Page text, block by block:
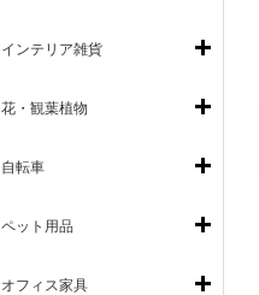
インテリア雑貨
花・観葉植物
自転車
ペット用品
オフィス家具